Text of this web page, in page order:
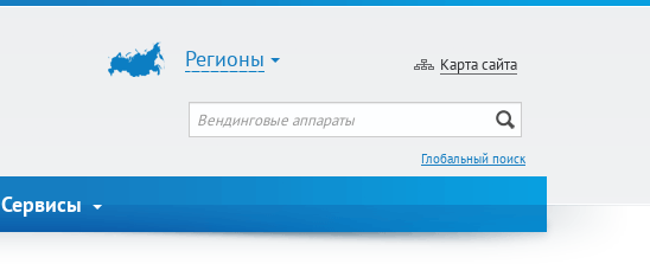
Регионы Карта сайта
Глобальный поиск
Сервисы